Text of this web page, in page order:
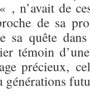
, n’avait de
de sa
sa quête
témoin
précieux,
générations